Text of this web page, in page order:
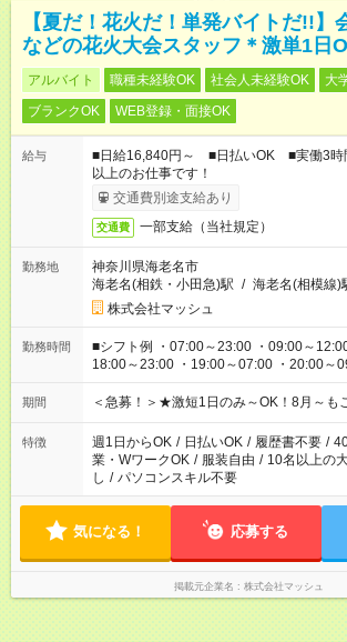
【夏だ！花火だ！単発バイトだ!!】
などの花火大会スタッフ＊激単1日
アルバイト 職種未経験OK 社会人未経験OK
大
ブランクOK
WEB登録・面接OK
給与
■日給16,840円～ ■日払いOK ■実働3時
以上のお仕事です！
交通費別途支給あり
交通費 一部支給（当社規定）
勤務地
神奈川県海老名市
海老名(相鉄・小田急)駅 / 海老名(相模線)
株式会社マッシュ
勤務時間
■シフト例 ・07:00～23:00 ・09:00～
18:00～23:00 ・19:00～07:00 ・20:00～
etc ★最短3時間で5,120円のお仕事から／15時間で2万円近く稼
げるお仕事も！ ご希望のお時間に合わせてご紹介！ ※シフトは
ください！
期間 ＜急募！＞★激短1日のみ～OK！8月～も
特徴 週1日からOK / 日払いOK / 履歴書不要 /
業・WワークOK / 服装自由 / 10名以上の
し / パソコンスキル不要
気になる！ 応募する
掲載元企業名 株式会社マッシュ